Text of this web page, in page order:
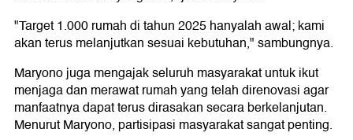
"Target 1.000 rumah di tahun 2025 hanyalah awal; kami
akan terus melanjutkan sesuai kebutuhan," sambungnya.
Maryono juga mengajak seluruh masyarakat untuk ikut
menjaga dan merawat rumah yang telah direnovasi agar
manfaatnya dapat terus dirasakan secara berkelanjutan.
Menurut Maryono, partisipasi masyarakat sangat penting.